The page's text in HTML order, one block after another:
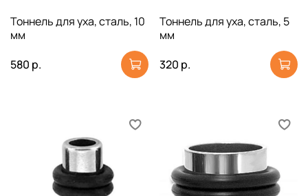
Тоннель для уха, сталь, 10
мм
580 р.
Тоннель для уха, сталь, 5
мм
320 р.